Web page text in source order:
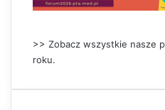
>> Zobacz wszystkie nasze
roku.